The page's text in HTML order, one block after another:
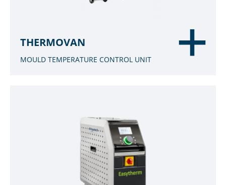
THERMOVAN
MOULD TEMPERATURE CONTROL UNIT